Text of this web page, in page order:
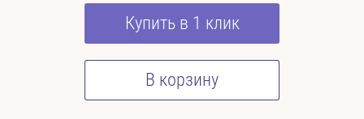
Купить в 1 клик
В корзину